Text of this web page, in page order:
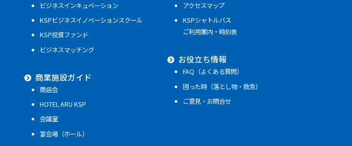
ビジネスインキュベーション
KSPビジネスイノベーションスクール
KSP投資ファンド
ビジネスマッチング
商業施設ガイド
商店会
HOTEL ARU KSP
会議室
宴会場（ホール）
アクセスマップ
KSPシャトルバス
ご利用案内・時刻表
お役立ち情報
FAQ（よくある質問）
困った時（落とし物・救急）
ご意見・お問合せ